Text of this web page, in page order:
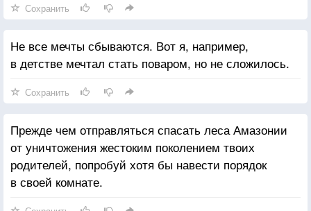
Сохранить
Не все мечты сбываются. Вот я, например,
в детстве мечтал стать поваром, но не сложилось.
Сохранить
Прежде чем отправляться спасать леса Амазонии
от уничтожения жестоким поколением твоих
родителей, попробуй хотя бы навести порядок
в своей комнате.